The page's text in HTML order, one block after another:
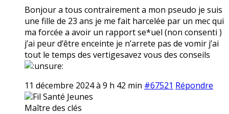
Bonjour a tous contrairement a mon pseudo je suis
une fille de 23 ans je me fait harcelée par un mec qui
ma forcée a avoir un rapport se*uel (non consenti )
j’ai peur d’être enceinte je n’arrete pas de vomir j’ai
tout le temps des vertigesavez vous des conseils
11 décembre 2024 à 9 h 42 min #67521 Répondre
Fil Santé Jeunes
Maître des clés